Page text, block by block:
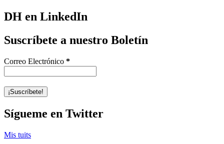
DH en LinkedIn
Suscríbete a nuestro Boletín
Correo Electrónico *
Sígueme en Twitter
Mis tuits